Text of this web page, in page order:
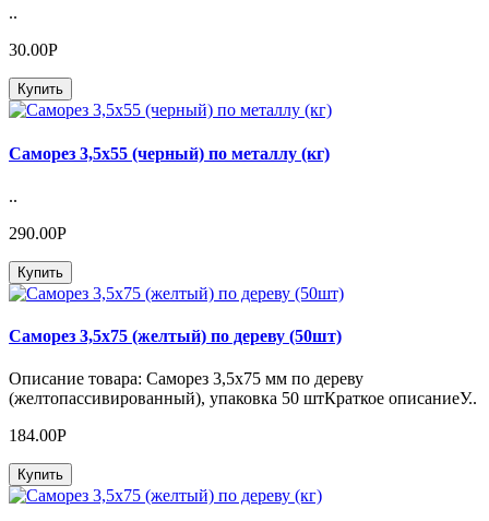
..
30.00Р
Купить
Саморез 3,5х55 (черный) по металлу (кг)
..
290.00Р
Купить
Саморез 3,5х75 (желтый) по дереву (50шт)
Описание товара: Саморез 3,5х75 мм по дереву
(желтопассивированный), упаковка 50 штКраткое описаниеУ..
184.00Р
Купить